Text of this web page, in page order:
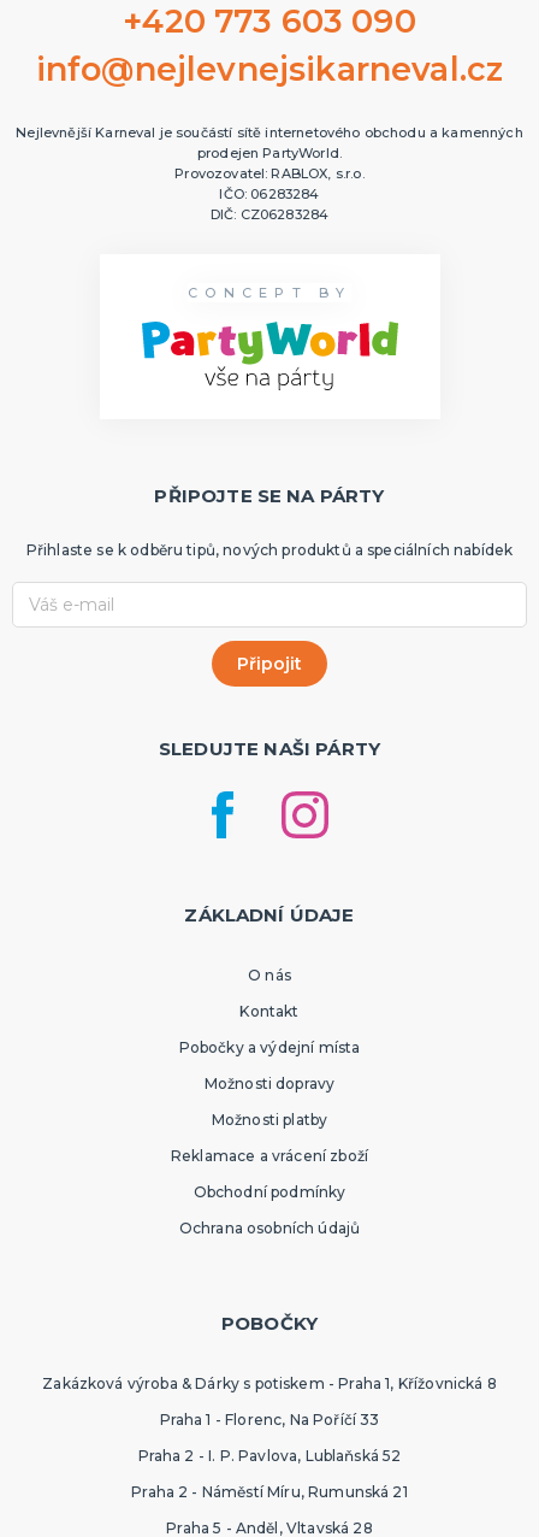
+420 773 603 090
info@nejlevnejsikarneval.cz
Nejlevnější Karneval je součástí sítě internetového obchodu a kamenných
prodejen PartyWorld.
Provozovatel: RABLOX, s.r.o.
IČO: 06283284
DIČ: CZ06283284
CONCEPT BY
PŘIPOJTE SE NA PÁRTY
Přihlaste se k odběru tipů, nových produktů a speciálních nabídek
SLEDUJTE NAŠI PÁRTY
ZÁKLADNÍ ÚDAJE
O nás
Kontakt
Pobočky a výdejní místa
Možnosti dopravy
Možnosti platby
Reklamace a vrácení zboží
Obchodní podmínky
Ochrana osobních údajů
POBOČKY
Zakázková výroba & Dárky s potiskem - Praha 1, Křížovnická 8
Praha 1 - Florenc, Na Poříčí 33
Praha 2 - I. P. Pavlova, Lublaňská 52
Praha 2 - Náměstí Míru, Rumunská 21
Praha 5 - Anděl, Vltavská 28